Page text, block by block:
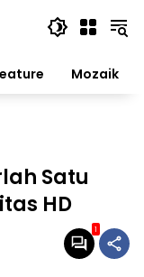
Mozaik
Satu
HD
1